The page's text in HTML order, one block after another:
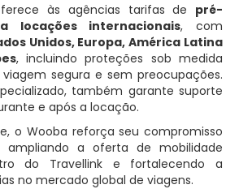
às agências tarifas de pré-
locações internacionais, com
Unidos, Europa, América Latina
, incluindo proteções sob medida
segura e sem preocupações.
também garante suporte
e após a locação.
o Wooba reforça seu compromisso
ampliando a oferta de mobilidade
do Travellink e fortalecendo a
no mercado global de viagens.